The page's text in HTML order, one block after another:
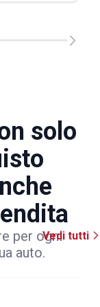
solo
per ogni
auto.
Vedi tutti